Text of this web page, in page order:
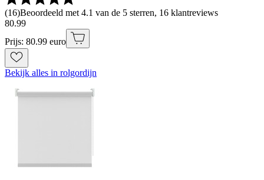
(16)Beoordeeld met 4.1 van de 5 sterren, 16 klantreviews
80.99
Prijs: 80.99 euro
Bekijk alles in rolgordijn